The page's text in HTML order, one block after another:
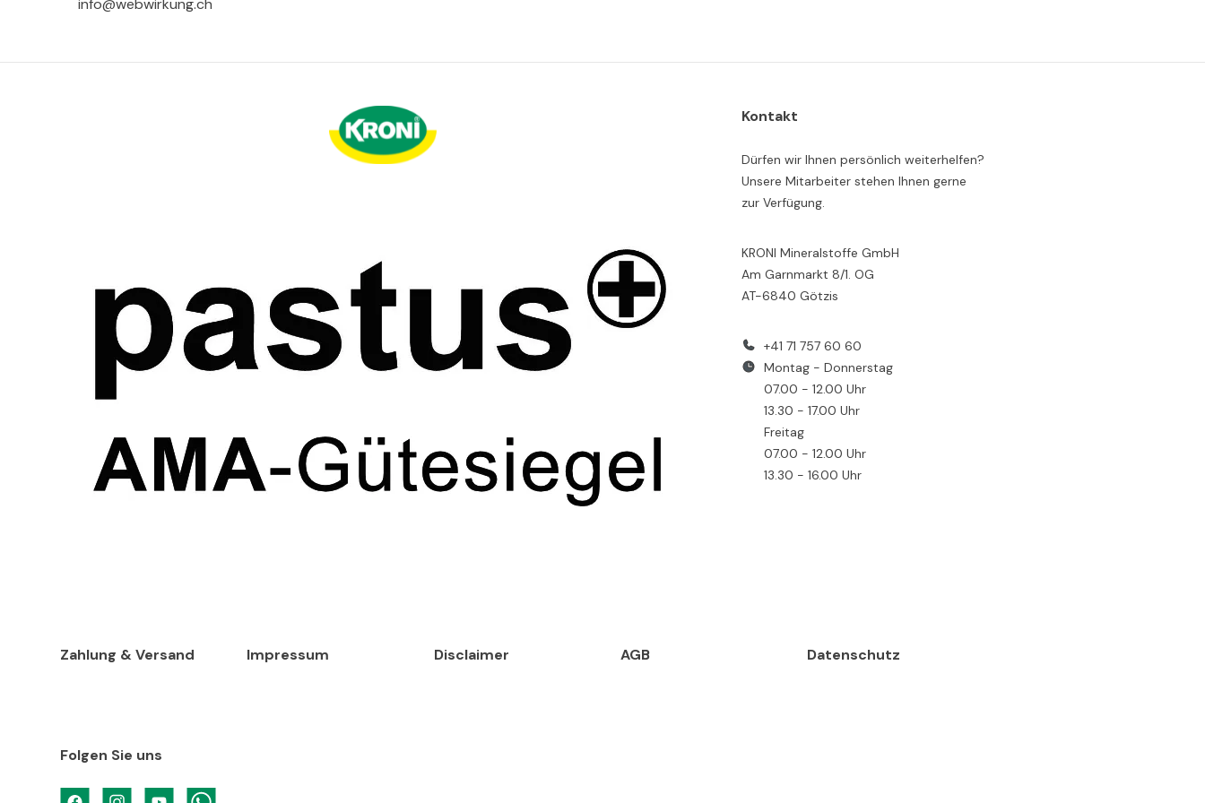
Kontakt
Dürfen wir Ihnen persönlich weiterhelfen?
Unsere Mitarbeiter stehen Ihnen gerne
zur Verfügung.
KRONI Mineralstoffe GmbH
Am Garnmarkt 8/1. OG
AT-6840 Götzis
+41 71 757 60 60
Montag - Donnerstag
07.00 - 12.00 Uhr
13.30 - 17.00 Uhr
Freitag
07.00 - 12.00 Uhr
13.30 - 16.00 Uhr
Zahlung & Versand Impressum Disclaimer AGB Datenschutz
Folgen Sie uns